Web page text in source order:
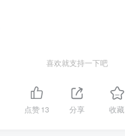
喜欢就支持一下吧
点赞13 分享 收藏